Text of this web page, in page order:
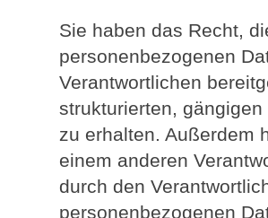
Sie haben das Recht,
personenbezogenen
Verantwortlichen
strukturierten,
zu erhalten. Außerdem
einem anderen
durch den
personenbezogenen